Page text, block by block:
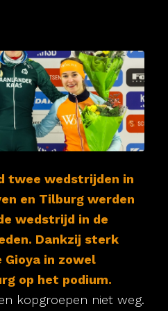
twee wedstrijden in
en Tilburg werden
wedstrijd in de
Dankzij sterk
in zowel
op het podium.
kopgroepen niet weg.